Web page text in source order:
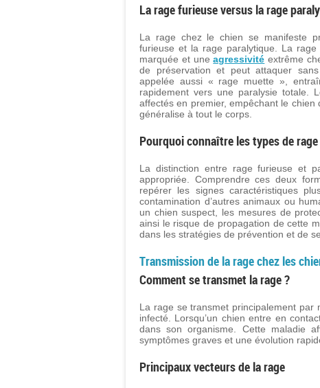
La rage furieuse versus la rage
La rage chez le chien se manifeste
furieuse et la rage paralytique. La
marquée et uneagressivité extrême
de préservation et peut attaquer
appelée aussi « rage muette »,
rapidement vers une paralysie totale.
affectés en premier, empêchant le
généralise à tout le corps.
Pourquoi connaître les types de
La distinction entre rage furieuse et
appropriée. Comprendre ces deux
repérer les signes caractéristiques
contamination d’autres animaux ou
un chien suspect, les mesures de
ainsi le risque de propagation de cette
dans les stratégies de prévention et de
Transmission de la rage chez les
Comment se transmet la rage ?
La rage se transmet principalement par
infecté. Lorsqu’un chien entre en
dans son organisme. Cette maladie
symptômes graves et une évolution
Principaux vecteurs de la rage